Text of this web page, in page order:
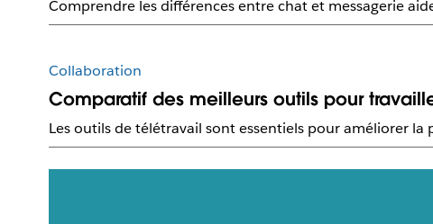
Comprendre les différences entre chat et messagerie
Collaboration
Comparatif des meilleurs outils pour
Les outils de télétravail sont essentiels pour améliorer